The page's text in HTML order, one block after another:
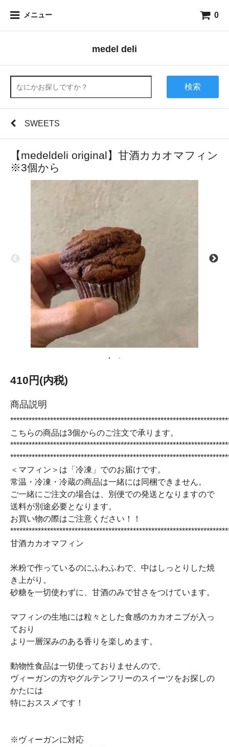
メニュー 0
medel deli
検索
SWEETS
【medeldeli original】甘酒カカオマフィン
※3個から
410円(内税)
商品説明
こちらの商品は3個からのご注文で承ります。
＜マフィン＞は「冷凍」でのお届けです。
常温・冷凍・冷蔵の商品は一緒には同梱できません。
ご一緒にご注文の場合は、別便での発送となりますので
送料が別途必要となります。
お買い物の際はご注意ください！！
甘酒カカオマフィン
米粉で作っているのにふわふわで、中はしっとりした焼
き上がり。
砂糖を一切使わずに、甘酒のみで甘さをつけています。
マフィンの生地には粒々とした食感のカカオニブが入っ
ており
より一層深みのある香りを楽しめます。
動物性食品は一切使っておりませんので、
ヴィーガンの方やグルテンフリーのスイーツをお探しの
かたには
特におススメです！
※ヴィーガンに対応